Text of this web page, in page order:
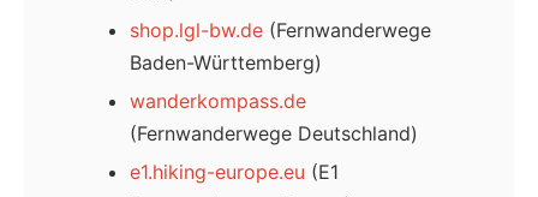
shop.lgl-bw.de (Fernwanderwege
Baden-Württemberg)
wanderkompass.de
(Fernwanderwege Deutschland)
e1.hiking-europe.eu (E1